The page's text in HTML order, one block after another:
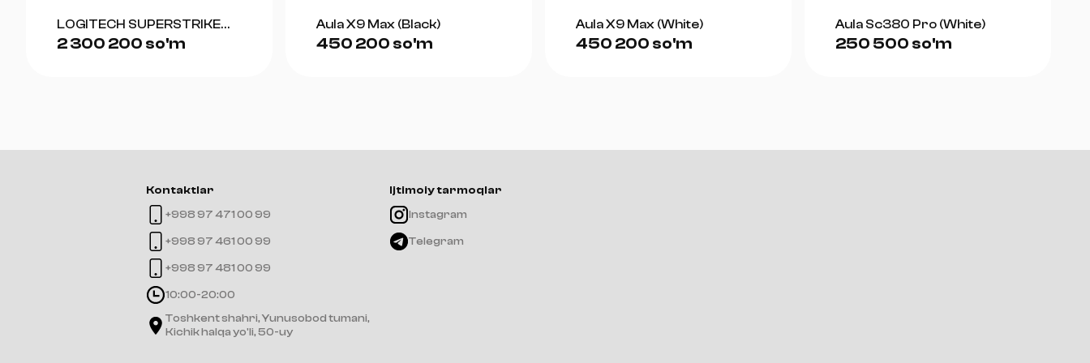
LOGITECH SUPERSTRIKE
(WHITE)
2 300 200 so'm
Aula X9 Max (Black)
450 200 so'm
Aula X9 Max (White)
450 200 so'm
Aula Sc380 Pro (White)
250 500 so'm
Kontaktlar
+998 97 471 00 99
+998 97 461 00 99
+998 97 481 00 99
10:00-20:00
Toshkent shahri, Yunusobod tumani,
Kichik halqa yo'li, 50-uy
Ijtimoiy tarmoqlar
Instagram
Telegram